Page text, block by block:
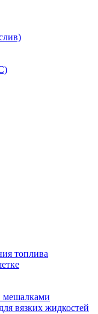
топлива
мешалками
вязких жидкостей